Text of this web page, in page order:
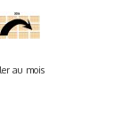
au mois